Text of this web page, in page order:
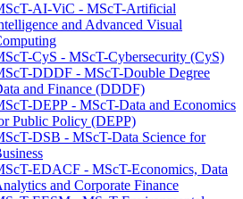
AI-ViC - MScT-Artificial
and Advanced Visual
CyS - MScT-Cybersecurity (CyS)
DDDF - MScT-Double Degree
and Finance (DDDF)
DEPP - MScT-Data and Economics
Public Policy (DEPP)
DSB - MScT-Data Science for
EDACF - MScT-Economics, Data
and Corporate Finance